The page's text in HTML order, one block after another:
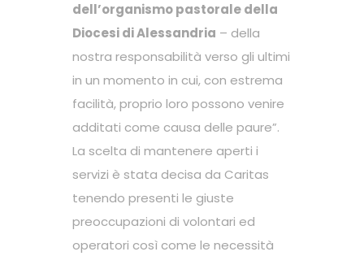
dell’organismo pastorale della
Diocesi di Alessandria – della
nostra responsabilità verso gli ultimi
in un momento in cui, con estrema
facilità, proprio loro possono venire
additati come causa delle paure”.
La scelta di mantenere aperti i
servizi è stata decisa da Caritas
tenendo presenti le giuste
preoccupazioni di volontari ed
operatori così come le necessità